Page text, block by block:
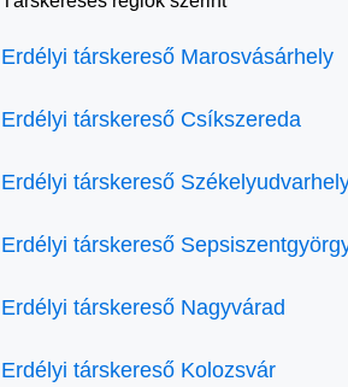
Erdélyi társkereső Marosvásárhely
Erdélyi társkereső Csíkszereda
Erdélyi társkereső
Erdélyi társkereső
Erdélyi társkereső Nagyvárad
Erdélyi társkereső Kolozsvár